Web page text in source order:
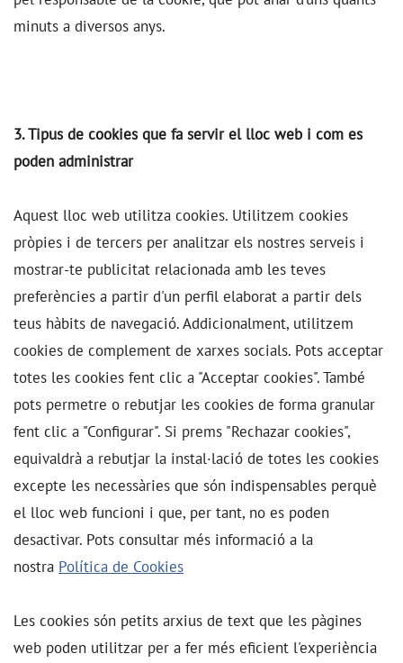
minuts a diversos anys.
3. Tipus de cookies que fa servir el lloc web i com es
poden administrar
Aquest lloc web utilitza cookies. Utilitzem cookies
pròpies i de tercers per analitzar els nostres serveis i
mostrar-te publicitat relacionada amb les teves
preferències a partir d'un perfil elaborat a partir dels
teus hàbits de navegació. Addicionalment, utilitzem
cookies de complement de xarxes socials. Pots acceptar
totes les cookies fent clic a "Acceptar cookies". També
pots permetre o rebutjar les cookies de forma granular
fent clic a "Configurar". Si prems "Rechazar cookies",
equivaldrà a rebutjar la instal·lació de totes les cookies
excepte les necessàries que són indispensables perquè
el lloc web funcioni i que, per tant, no es poden
desactivar. Pots consultar més informació a la
nostra Política de Cookies
Les cookies són petits arxius de text que les pàgines
web poden utilitzar per a fer més eficient l'experiència